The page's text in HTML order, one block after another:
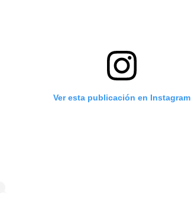
Ver esta publicación en Instagram